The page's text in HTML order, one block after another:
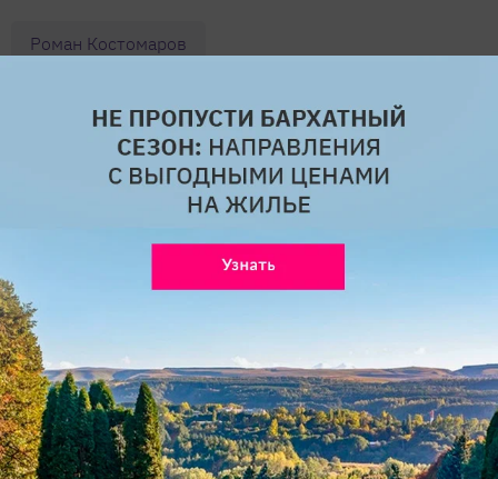
Роман Костомаров
Комментарии
Мы знаем, вам есть что сказать!
Написать
Поделиться ссылкой
Мы в соцсетях и на видеоплатформах
Телеграм ВКонтакте